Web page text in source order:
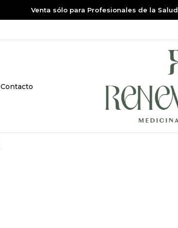
Venta sólo para Profesionales de la Salud
Contacto